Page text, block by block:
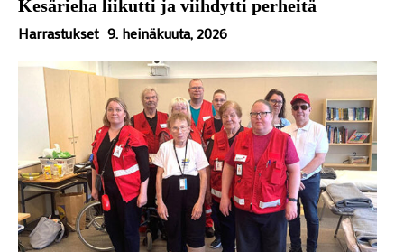
Kesärieha liikutti ja viihdytti perheitä
Harrastukset 9. heinäkuuta, 2026